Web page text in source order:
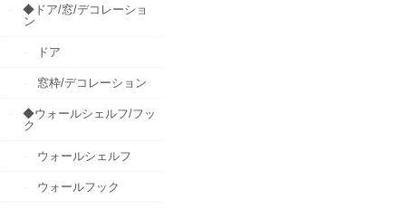
◆ドア/窓/デコレーショ
ン
ドア
窓枠/デコレーション
◆ウォールシェルフ/フッ
ク
ウォールシェルフ
ウォールフック